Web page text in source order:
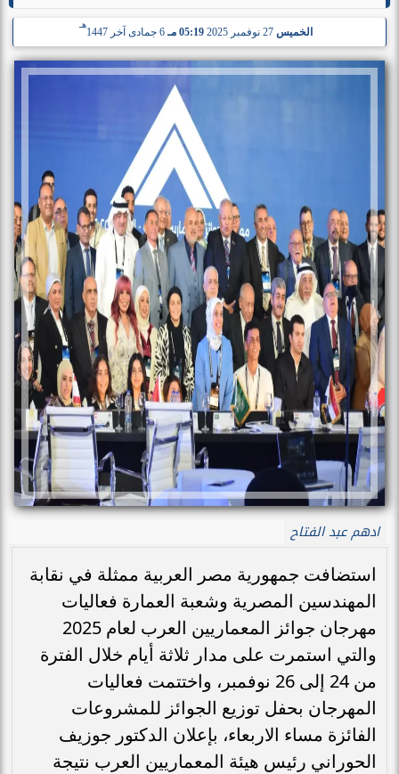
الخميس 05:19 مـ 6 جمادى آخر 1447
هـ
ادهم عبد الفتاح
استضافت جمهورية مصر العربية ممثلة في نقابة
المهندسين المصرية وشعبة العمارة فعاليات
مهرجان جوائز المعماريين العرب لعام 2025
والتي استمرت على مدار ثلاثة أيام خلال الفترة
من 24 إلى 26 نوفمبر، واختتمت فعاليات
المهرجان بحفل توزيع الجوائز للمشروعات
الفائزة مساء الاربعاء، بإعلان الدكتور جوزيف
الحوراني رئيس هيئة المعماريين العرب نتيجة